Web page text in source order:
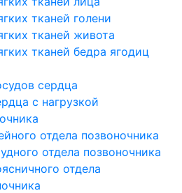
тканей голени
тканей живота
тканей бедра ягодиц
сердца
с нагрузкой
отдела позвоночника
отдела позвоночника
отдела